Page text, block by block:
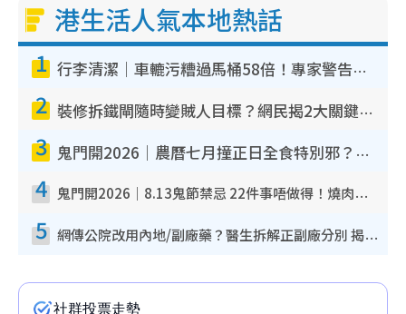
港生活人氣本地熱話
1 行李清潔｜車轆污糟過馬桶58倍！專家警告忌用酒精抹 教1招免污手除菌
2 裝修拆鐵閘隨時變賊人目標？網民揭2大關鍵用途：裝新式等於白裝？附新舊鐵閘分別
3 鬼門開2026｜農曆七月撞正日全食特別邪？專家警告切忌做一事！揭4大禁忌+2招保平安
4 鬼門開2026｜8.13鬼節禁忌 22件事唔做得！燒肉、刺身要少食？半夜勿吹口哨/打呢個電話
5 網傳公院改用內地/副廠藥？醫生拆解正副廠分別 揭4類人換藥隨時出事